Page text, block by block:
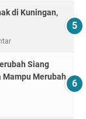
di Kuningan,
Siang
Mampu Merubah